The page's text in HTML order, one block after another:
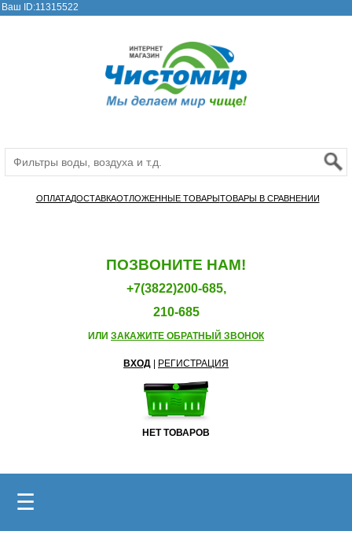
Ваш ID:11315522
ОПЛАТАДОСТАВКАОТЛОЖЕННЫЕ ТОВАРЫТОВАРЫ В СРАВНЕНИИ
ПОЗВОНИТЕ НАМ!
+7(3822)200-685,
210-685
ИЛИ ЗАКАЖИТЕ ОБРАТНЫЙ ЗВОНОК
ВХОД РЕГИСТРАЦИЯ
НЕТ ТОВАРОВ
☰